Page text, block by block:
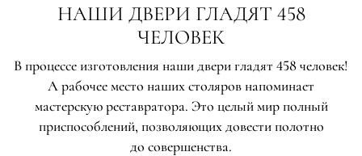
НАШИ ДВЕРИ ГЛАДЯТ 458
ЧЕЛОВЕК
В процессе изготовления наши двери гладят 458 человек!
А рабочее место наших столяров напоминает
мастерскую реставратора. Это целый мир полный
приспособлений, позволяющих довести полотно
до совершенства.